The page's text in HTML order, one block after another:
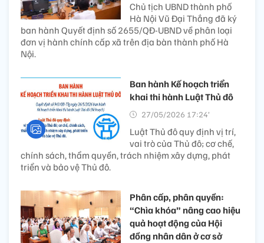
Chủ tịch UBND thành phố
Hà Nội Vũ Đại Thắng đã ký
ban hành Quyết định số 2655/QĐ-UBND về phân loại
đơn vị hành chính cấp xã trên địa bàn thành phố Hà
Nội.
Ban hành Kế hoạch triển
khai thi hành Luật Thủ đô
27/05/2026 17:24’
Luật Thủ đô quy định vị trí,
vai trò của Thủ đô; cơ chế,
chính sách, thẩm quyền, trách nhiệm xây dựng, phát
triển và bảo vệ Thủ đô.
Phân cấp, phân quyền:
“Chìa khóa” nâng cao hiệu
quả hoạt động của Hội
đồng nhân dân ở cơ sở